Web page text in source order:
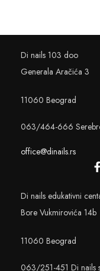
Di nails 103 doo
Generala Aračića 3
11060 Beograd
063/464-666
office@dinails.rs
Di nails edukativni
Bore Vukmirovića 14b
11060 Beograd
063/251-451 Di nails